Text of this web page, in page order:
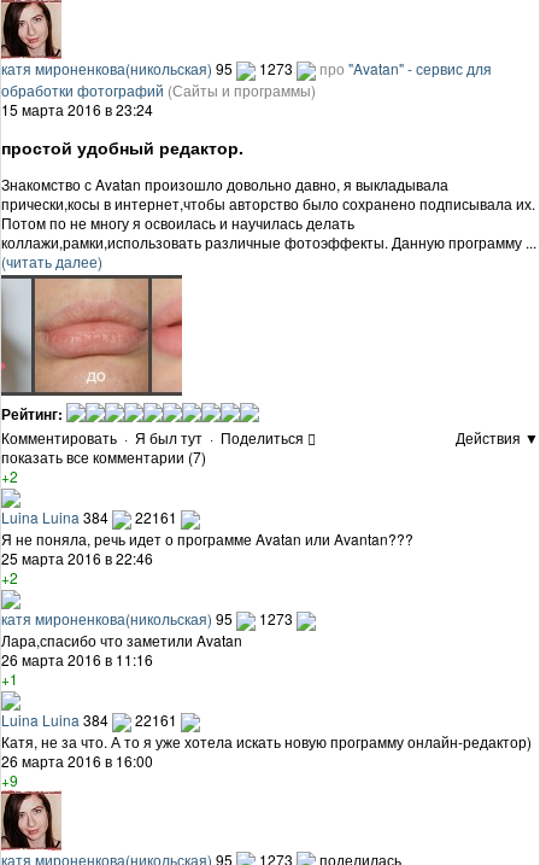
катя мироненкова(никольская) 95 1273 про "Avatan" - сервис для
обработки фотографий (Сайты и программы)
15 марта 2016 в 23:24
простой удобный редактор.
Знакомство с Avatan произошло довольно давно, я выкладывала
прически,косы в интернет,чтобы авторство было сохранено подписывала их.
Потом по не многу я освоилась и научилась делать
коллажи,рамки,использовать различные фотоэффекты. Данную программу ...
(читать далее)
Рейтинг:
Комментировать · Я был тут · Поделиться
Действия ▼
показать все комментарии (7)
+2
Luina Luina 384
22161
Я не поняла, речь идет о программе Avatan или Avantan???
25 марта 2016 в 22:46
+2
катя мироненкова(никольская) 95
1273
Лара,спасибо что заметили Avatan
26 марта 2016 в 11:16
+1
Luina Luina 384
22161
Катя, не за что. А то я уже хотела искать новую программу онлайн-редактор)
26 марта 2016 в 16:00
+9
катя мироненкова(никольская) 95 1273
поделилась